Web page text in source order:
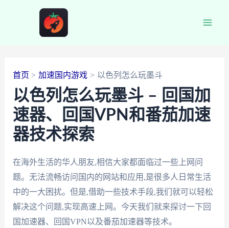
首页 加速国内游戏 以色列怎么玩墨斗
以色列怎么玩墨斗 – 回国加
速器、回国VPN和番茄加速
器技术探索
在海外生活的华人朋友,相信大家都面临过一些上网问
题。无法流畅访问国内的网站和应用,是很多人日常生活
中的一大困扰。但是,借助一些技术手段,我们就可以轻松
解决这个问题,实现高速上网。今天我们就来探讨一下回
国加速器、回国VPN以及番茄加速器等技术。